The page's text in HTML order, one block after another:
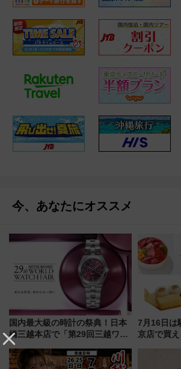
今、あなたにオススメ
国内最大級の時計の祭典！日本
橋三越本店で「第29回三越ワー
ルドウォッチフェア」開幕
【2026年8月5日～25日】
7月16日は
京店で買